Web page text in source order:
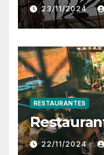
23/11/2024
RESTAURANTES
22/11/2024